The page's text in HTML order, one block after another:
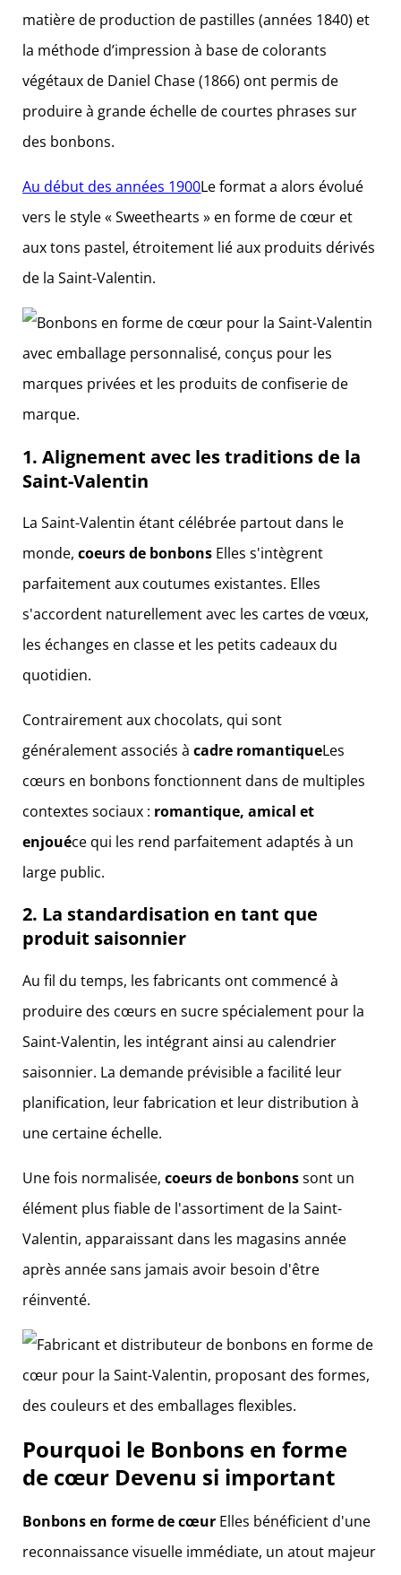
matière de production de pastilles (années 1840) et
la méthode d’impression à base de colorants
végétaux de Daniel Chase (1866) ont permis de
produire à grande échelle de courtes phrases sur
des bonbons.
Au début des années 1900Le format a alors évolué
vers le style « Sweethearts » en forme de cœur et
aux tons pastel, étroitement lié aux produits dérivés
de la Saint-Valentin.
1. Alignement avec les traditions de la
Saint-Valentin
La Saint-Valentin étant célébrée partout dans le
monde,coeurs de bonbons Elles s'intègrent
parfaitement aux coutumes existantes. Elles
s'accordent naturellement avec les cartes de vœux,
les échanges en classe et les petits cadeaux du
quotidien.
Contrairement aux chocolats, qui sont
généralement associés àcadre romantiqueLes
cœurs en bonbons fonctionnent dans de multiples
contextes sociaux : romantique, amical et
enjouéce qui les rend parfaitement adaptés à un
large public.
2. La standardisation en tant que
produit saisonnier
Au fil du temps, les fabricants ont commencé à
produire des cœurs en sucre spécialement pour la
Saint-Valentin, les intégrant ainsi au calendrier
saisonnier. La demande prévisible a facilité leur
planification, leur fabrication et leur distribution à
une certaine échelle.
Une fois normalisée,coeurs de bonbonssont un
élément plus fiable de l'assortiment de la Saint-
Valentin, apparaissant dans les magasins année
après année sans jamais avoir besoin d'être
réinventé.
Pourquoi le Bonbons en forme
de cœur Devenu si important
Bonbons en forme de cœur Elles bénéficient d'une
reconnaissance visuelle immédiate, un atout majeur